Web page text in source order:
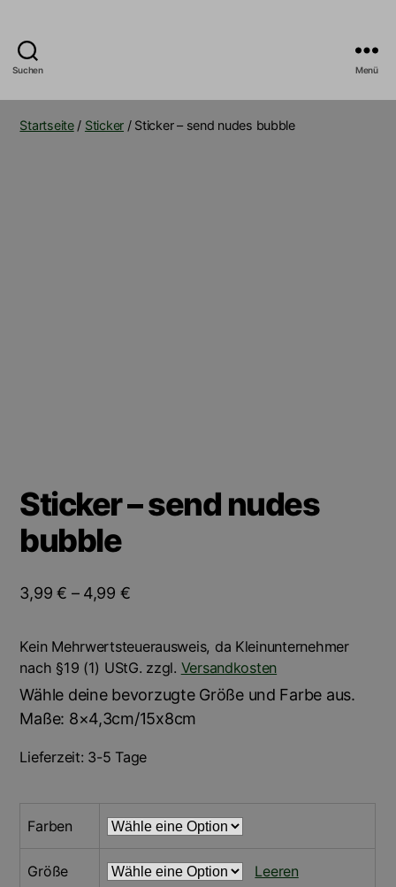
Suchen Menü
Startseite/ Sticker / Sticker – send nudes bubble
Sticker – send nudes
bubble
3,99€ – 4,99 €
Kein Mehrwertsteuerausweis, da Kleinunternehmer
nach §19 (1) UStG. zzgl. Versandkosten
Wähle deine bevorzugte Größe und Farbe aus.
Maße: 8×4,3cm/15x8cm
Lieferzeit: 3-5 Tage
Farben
Größe Leeren